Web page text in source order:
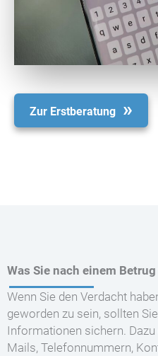
Zur Erstberatung
Was Sie nach einem
Wenn Sie den Verdacht
geworden zu sein, sollten
Informationen sichern.
Mails, Telefonnummern,